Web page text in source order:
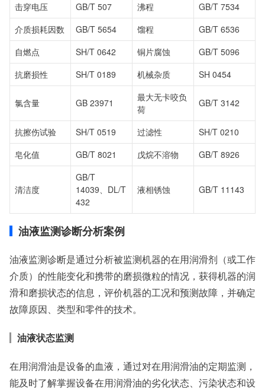
击穿电压
GB/T 507 沸程
GB/T 7534
介质损耗因数
GB/T 5654 馏程
GB/T 6536
自燃点
SH/T 0642 铜片腐蚀
GB/T 5096
抗磨损性
SH/T 0189 机械杂质 SH 0454
氯含量 GB 23971
最大无卡咬负
荷
GB/T 3142
抗擦伤试验 SH/T 0519 过滤性
SH/T 0210
皂化值
GB/T 8021 戊烷不溶物 GB/T 8926
清洁度
GB/T
14039、DL/T
432
液相锈蚀 GB/T 11143
油液监测诊断分析案例
油液监测诊断是通过分析被监测机器的在用润滑剂（或工作
介质）的性能变化和携带的磨损微粒的情况，获得机器的润
滑和磨损状态的信息，评价机器的工况和预测故障，并确定
故障原因、类型和零件的技术。
油液状态监测
在用润滑油是设备的血液，通过对在用润滑油的定期监测，
能及时了解掌握设备在用润滑油的劣化状态、污染状态和设